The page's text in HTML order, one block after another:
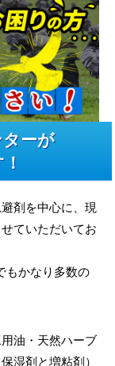
ーが
剤を中心に、現
ていただいてお
もかなり多数の
油・天然ハーブ
湿剤と増粘剤）